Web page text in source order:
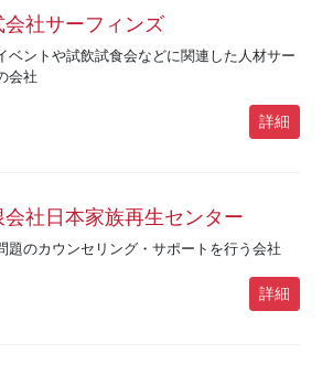
会社サーフィンズ
ベントや試飲試食会などに関連した人材サー
会社
詳細
会社日本家族再生センター
題のカウンセリング・サポートを行う会社
詳細